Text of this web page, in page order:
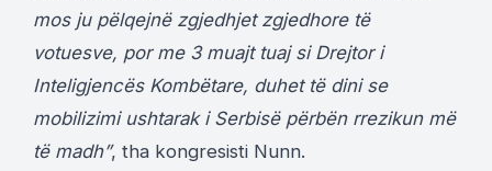
mos ju pëlqejnë zgjedhjet zgjedhore të
votuesve, por me 3 muajt tuaj si Drejtor i
Inteligjencës Kombëtare, duhet të dini se
mobilizimi ushtarak i Serbisë përbën rrezikun më
të madh”, tha kongresisti Nunn.